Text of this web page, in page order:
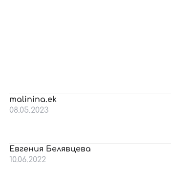
malinina.ek
08.05.2023
Евгения Белявцева
10.06.2022